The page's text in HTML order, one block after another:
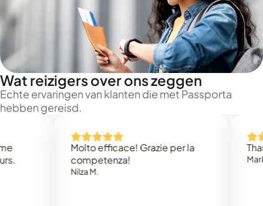
Wat reizigers over ons zeggen
Echte ervaringen van klanten die met Passporta
hebben gereisd.
Molto efficace! Grazie per la
competenza!
Thank
Mark N.